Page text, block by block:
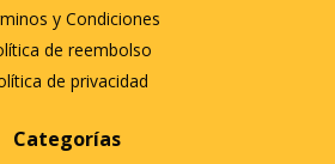
y Condiciones
de reembolso
de privacidad
Categorías